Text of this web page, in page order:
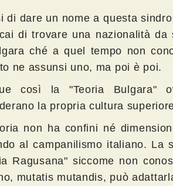
di dare un nome a questa
di trovare una nazionalità da
ché a quel tempo non
ne assunsi uno, ma poi è poi.
così la "Teoria Bulgara"
la propria cultura
non ha confini né
al campanilismo italiano. La
Ragusana" siccome non
mutatis mutandis, può